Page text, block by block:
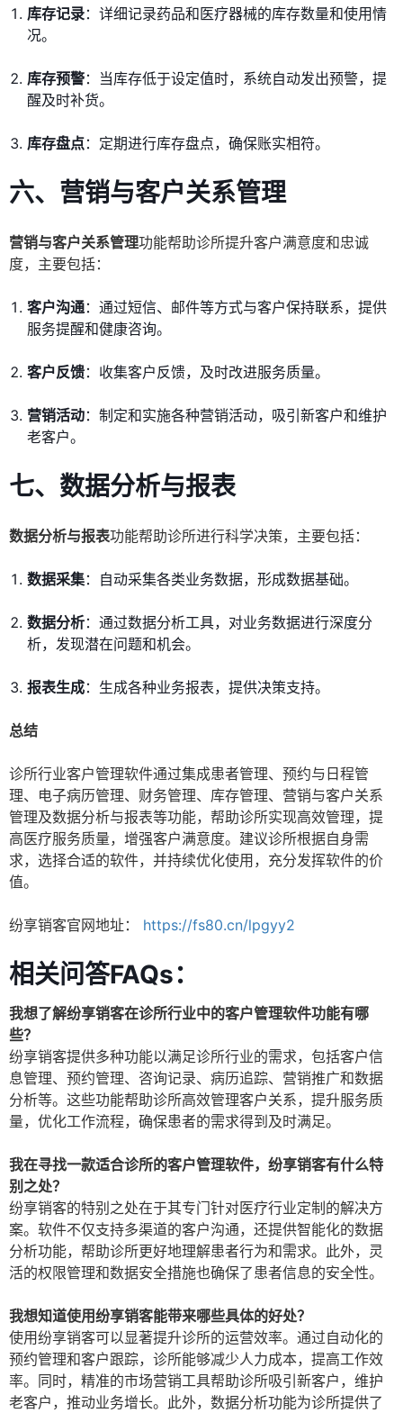
库存记录：详细记录药品和医疗器械的库存数量和使用情
况。
库存预警：当库存低于设定值时，系统自动发出预警，提
醒及时补货。
库存盘点：定期进行库存盘点，确保账实相符。
六、营销与客户关系管理
营销与客户关系管理功能帮助诊所提升客户满意度和忠诚
度，主要包括：
客户沟通：通过短信、邮件等方式与客户保持联系，提供
服务提醒和健康咨询。
客户反馈：收集客户反馈，及时改进服务质量。
营销活动：制定和实施各种营销活动，吸引新客户和维护
老客户。
七、数据分析与报表
数据分析与报表功能帮助诊所进行科学决策，主要包括：
数据采集：自动采集各类业务数据，形成数据基础。
数据分析：通过数据分析工具，对业务数据进行深度分
析，发现潜在问题和机会。
报表生成：生成各种业务报表，提供决策支持。
总结
诊所行业客户管理软件通过集成患者管理、预约与日程管
理、电子病历管理、财务管理、库存管理、营销与客户关系
管理及数据分析与报表等功能，帮助诊所实现高效管理，提
高医疗服务质量，增强客户满意度。建议诊所根据自身需
求，选择合适的软件，并持续优化使用，充分发挥软件的价
值。
纷享销客官网地址： https://fs80.cn/lpgyy2
相关问答FAQs：
我想了解纷享销客在诊所行业中的客户管理软件功能有哪
些？
纷享销客提供多种功能以满足诊所行业的需求，包括客户信
息管理、预约管理、咨询记录、病历追踪、营销推广和数据
分析等。这些功能帮助诊所高效管理客户关系，提升服务质
量，优化工作流程，确保患者的需求得到及时满足。
我在寻找一款适合诊所的客户管理软件，纷享销客有什么特
别之处？
纷享销客的特别之处在于其专门针对医疗行业定制的解决方
案。软件不仅支持多渠道的客户沟通，还提供智能化的数据
分析功能，帮助诊所更好地理解患者行为和需求。此外，灵
活的权限管理和数据安全措施也确保了患者信息的安全性。
我想知道使用纷享销客能带来哪些具体的好处？
使用纷享销客可以显著提升诊所的运营效率。通过自动化的
预约管理和客户跟踪，诊所能够减少人力成本，提高工作效
率。同时，精准的市场营销工具帮助诊所吸引新客户，维护
老客户，推动业务增长。此外，数据分析功能为诊所提供了